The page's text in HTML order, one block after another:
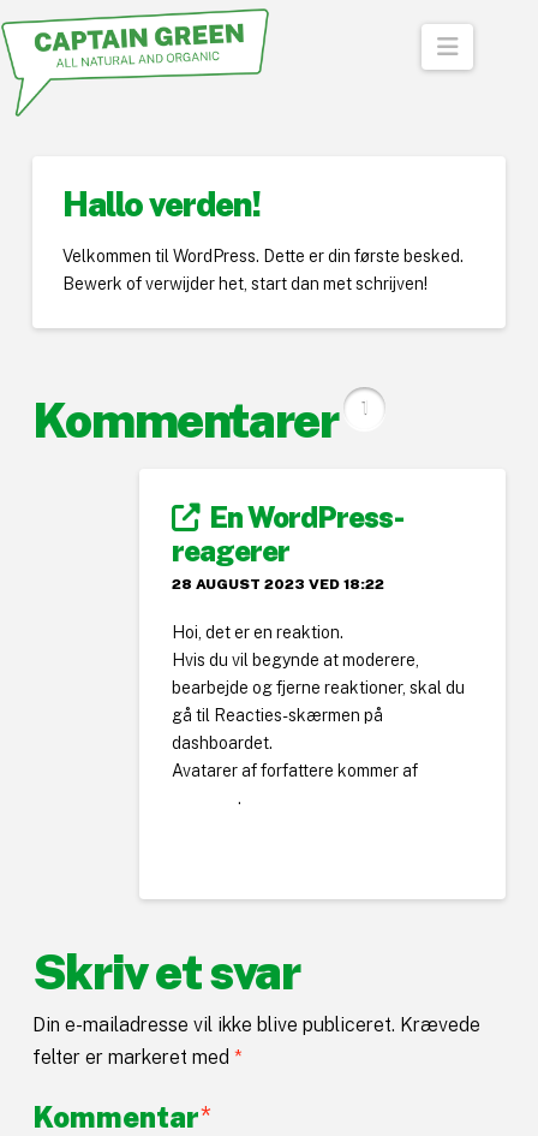
Hallo verden!
Velkommen til WordPress. Dette er din første besked.
Bewerk of verwijder het, start dan met schrijven!
Kommentarer 1
En WordPress-
reagerer
28 AUGUST 2023 VED 18:22
Hoi, det er en reaktion.
Hvis du vil begynde at moderere,
bearbejde og fjerne reaktioner, skal du
gå til Reacties-skærmen på
dashboardet.
Avatarer af forfattere kommer af
Gravatar.
Skriv et svar
Din e-mailadresse vil ikke blive publiceret. Krævede
felter er markeret med *
Kommentar*